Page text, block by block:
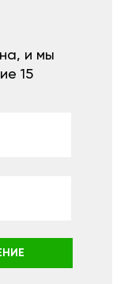
и мы
15